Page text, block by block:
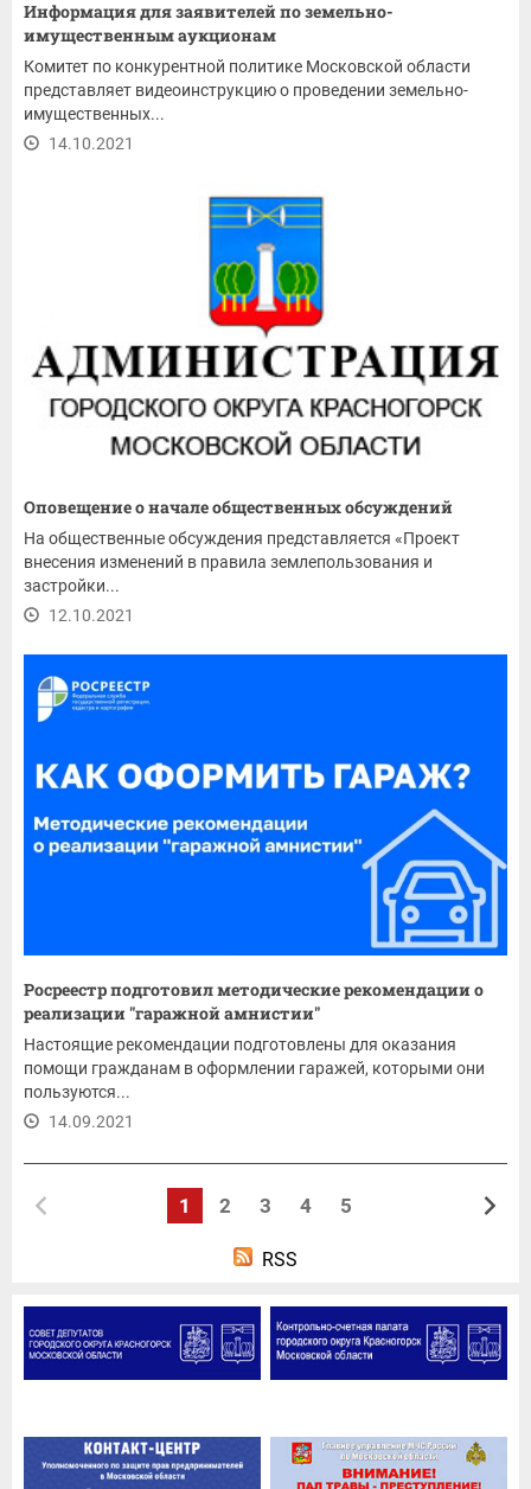
Информация для заявителей по земельно-
имущественным аукционам
Комитет по конкурентной политике Московской области
представляет видеоинструкцию о проведении земельно-
имущественных...
14.10.2021
Оповещение о начале общественных обсуждений
На общественные обсуждения представляется «Проект
внесения изменений в правила землепользования и
застройки...
12.10.2021
Росреестр подготовил методические рекомендации о
реализации "гаражной амнистии"
Настоящие рекомендации подготовлены для оказания
помощи гражданам в оформлении гаражей, которыми они
пользуются...
14.09.2021
1 2 3 4 5
RSS